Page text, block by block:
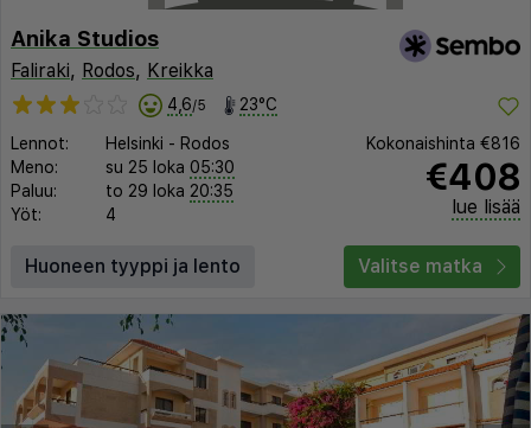
Anika Studios
Faliraki, Rodos, Kreikka
4,6/5 23°C
Lennot: Helsinki - Rodos
Meno:
su 25 loka 05:30
Paluu:
to 29 loka 20:35
Yöt:
4
Kokonaishinta €816
€408
lue lisää
Huoneen tyyppi ja lento Valitse matka